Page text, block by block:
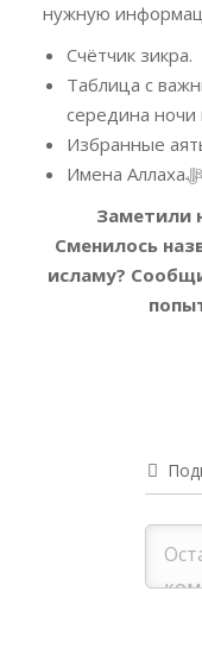
нужную
Счётчик зикра.
Таблица с
середина ночи
Избранные
Заметили
Сменилось
исламу?